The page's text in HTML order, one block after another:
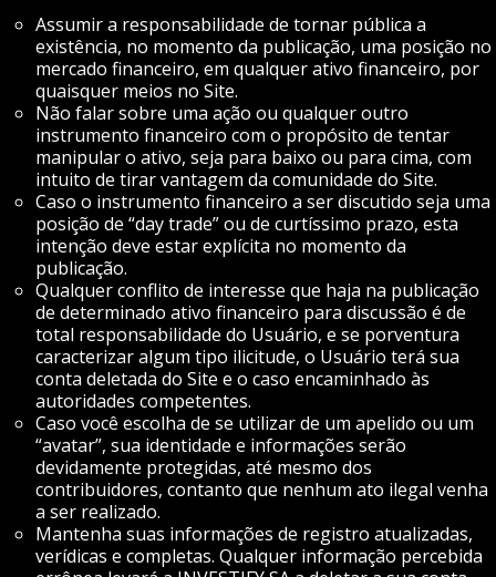
Assumir a responsabilidade de tornar pública a
existência, no momento da publicação, uma posição no
mercado financeiro, em qualquer ativo financeiro, por
quaisquer meios no Site.
Não falar sobre uma ação ou qualquer outro
instrumento financeiro com o propósito de tentar
manipular o ativo, seja para baixo ou para cima, com
intuito de tirar vantagem da comunidade do Site.
Caso o instrumento financeiro a ser discutido seja uma
posição de “day trade” ou de curtíssimo prazo, esta
intenção deve estar explícita no momento da
publicação.
Qualquer conflito de interesse que haja na publicação
de determinado ativo financeiro para discussão é de
total responsabilidade do Usuário, e se porventura
caracterizar algum tipo ilicitude, o Usuário terá sua
conta deletada do Site e o caso encaminhado às
autoridades competentes.
Caso você escolha de se utilizar de um apelido ou um
“avatar”, sua identidade e informações serão
devidamente protegidas, até mesmo dos
contribuidores, contanto que nenhum ato ilegal venha
a ser realizado.
Mantenha suas informações de registro atualizadas,
verídicas e completas. Qualquer informação percebida